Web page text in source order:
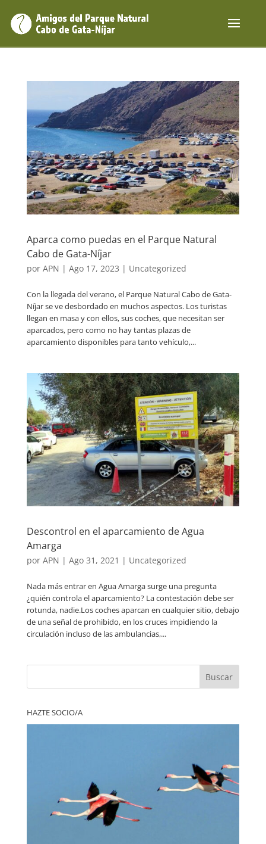
Aparca como puedas en el Parque Natural
Cabo de Gata-Níjar
por APN | Ago 17, 2023 | Uncategorized
Con la llegada del verano, el Parque Natural Cabo de Gata-
Níjar se ve desbordado en muchos aspectos. Los turistas
llegan en masa y con ellos, sus coches, que necesitan ser
aparcados, pero como no hay tantas plazas de
aparcamiento disponibles para tanto vehículo,...
Descontrol en el aparcamiento de Agua
Amarga
por APN | Ago 31, 2021 | Uncategorized
Nada más entrar en Agua Amarga surge una pregunta
¿quién controla el aparcamiento? La contestación debe ser
rotunda, nadie.Los coches aparcan en cualquier sitio, debajo
de una señal de prohibido, en los cruces impidiendo la
circulación incluso de las ambulancias,...
Buscar
HAZTE SOCIO/A